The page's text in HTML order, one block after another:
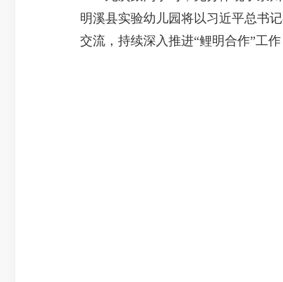
明溪县实验幼儿园将以习近平总书
交流，持续深入推进“鲤明合作”工